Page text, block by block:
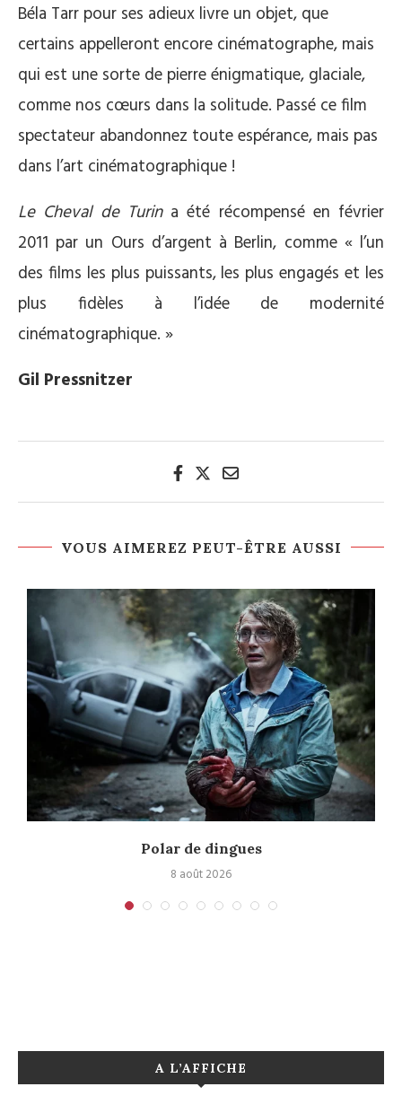
Béla Tarr pour ses adieux livre un objet, que
certains appelleront encore cinématographe, mais
qui est une sorte de pierre énigmatique, glaciale,
comme nos cœurs dans la solitude. Passé ce film
spectateur abandonnez toute espérance, mais pas
dans l’art cinématographique !
Le Cheval de Turina été récompensé en février
2011 par un Ours d’argent à Berlin, comme « l’un
des films les plus puissants, les plus engagés et les
plus fidèles à l’idée de modernité
cinématographique. »
Gil Pressnitzer
VOUS AIMEREZ PEUT-ÊTRE AUSSI
Polar de dingues
8 août 2026
A L’AFFICHE